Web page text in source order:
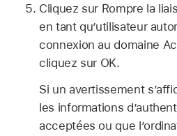
Cliquez sur Rompre la
en tant qu’utilisateur
connexion au domaine
cliquez sur OK.
Si un avertissement
les informations
acceptées ou que